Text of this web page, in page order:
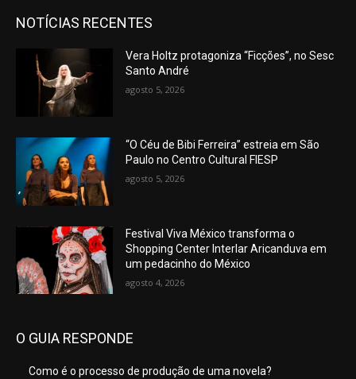
NOTÍCIAS RECENTES
Vera Holtz protagoniza “Ficções”, no Sesc
Santo André
agosto 5, 2026
“O Céu de Bibi Ferreira” estreia em São
Paulo no Centro Cultural FIESP
agosto 5, 2026
Festival Viva México transforma o
Shopping Center Interlar Aricanduva em
um pedacinho do México
agosto 4, 2026
O GUIA RESPONDE
Como é o processo de produção de uma novela?